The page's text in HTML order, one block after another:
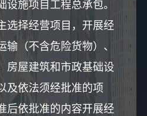
设施项目工程总承包。
选择经营项目，开展经
输（不含危险货物）、
房屋建筑和市政基础设
及依法须经批准的项
后依批准的内容开展经